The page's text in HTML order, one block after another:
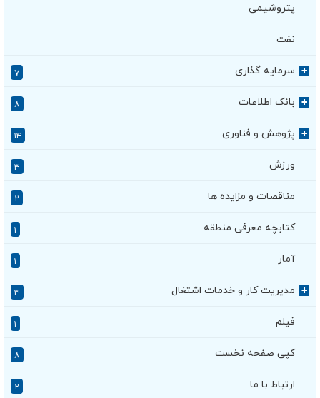
پتروشیمی
نفت
+ سرمایه گذاری ۷
+ بانک اطلاعات ۸
+ پژوهش و فناوری ۱۴
ورزش ۳
مناقصات و مزایده ها ۲
کتابچه معرفی منطقه
آمار
+ مدیریت کار و خدمات اشتغال ۳
فیلم
کپی صفحه نخست ۸
ارتباط با ما ۲